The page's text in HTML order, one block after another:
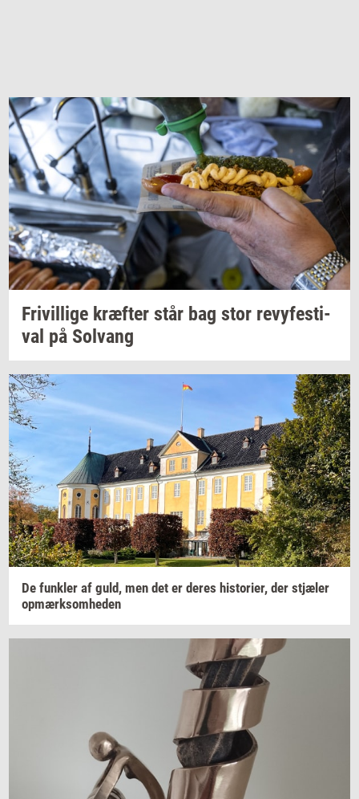
Fri­vil­li­ge kræf­ter står bag stor revy­festi­
val på Solvang
De funk­ler af guld, men det er deres hi­sto­ri­er, der stjæ­ler
op­mærk­som­he­den